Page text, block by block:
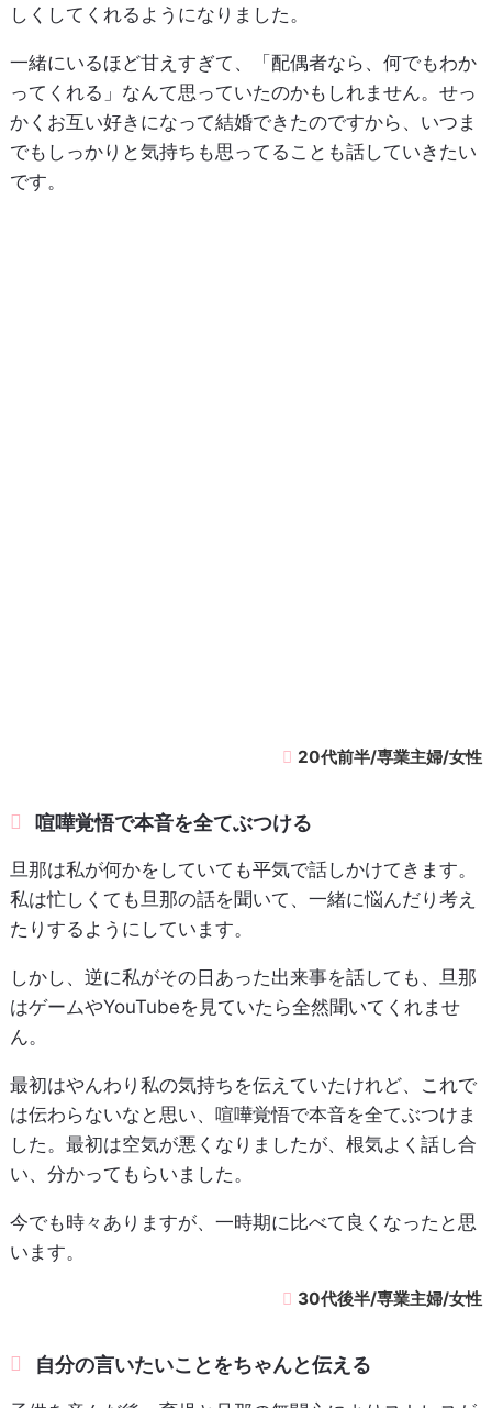
しくしてくれるようになりました。
一緒にいるほど甘えすぎて、「配偶者なら、何でもわか
ってくれる」なんて思っていたのかもしれません。せっ
かくお互い好きになって結婚できたのですから、いつま
でもしっかりと気持ちも思ってることも話していきたい
です。
20代前半/専業主婦/女性
喧嘩覚悟で本音を全てぶつける
旦那は私が何かをしていても平気で話しかけてきます。
私は忙しくても旦那の話を聞いて、一緒に悩んだり考え
たりするようにしています。
しかし、逆に私がその日あった出来事を話しても、旦那
はゲームやYouTubeを見ていたら全然聞いてくれませ
ん。
最初はやんわり私の気持ちを伝えていたけれど、これで
は伝わらないなと思い、喧嘩覚悟で本音を全てぶつけま
した。最初は空気が悪くなりましたが、根気よく話し合
い、分かってもらいました。
今でも時々ありますが、一時期に比べて良くなったと思
います。
30代後半/専業主婦/女性
自分の言いたいことをちゃんと伝える